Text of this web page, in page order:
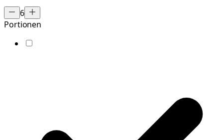
6
Portionen